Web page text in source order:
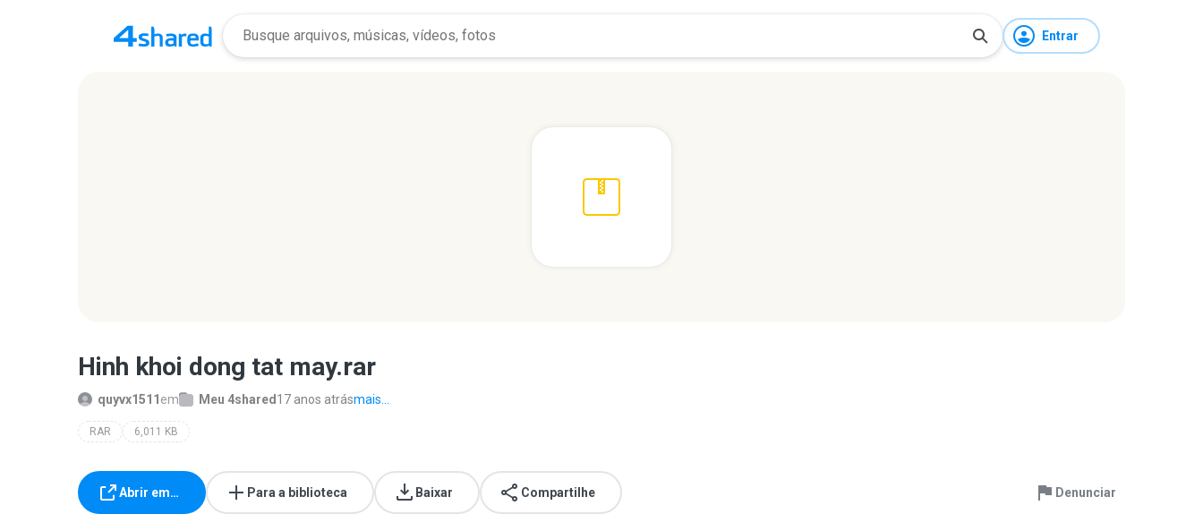
Entrar
Hinh khoi dong tat may.rar
quyvx1511 em Meu 4shared 17 anos atrásmais...
RAR 6,011 KB
Abrir em… Para a biblioteca Baixar Compartilhe Denunciar